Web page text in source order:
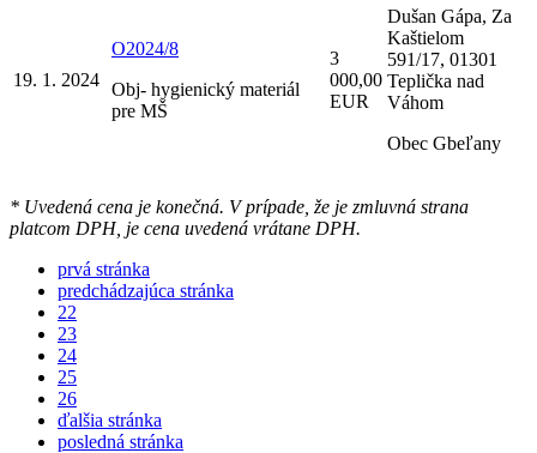
19. 1. 2024
O2024/8
Obj- hygienický materiál
pre MŠ
3
000,00
EUR
Dušan Gápa, Za
Kaštielom
591/17, 01301
Teplička nad
Váhom
Obec Gbeľany
* Uvedená cena je konečná. V prípade, že je zmluvná strana
platcom DPH, je cena uvedená vrátane DPH.
prvá stránka
predchádzajúca stránka
22
23
24
25
26
ďalšia stránka
posledná stránka